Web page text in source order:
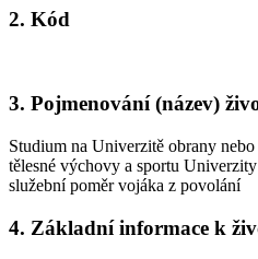
2. Kód
3. Pojmenování (název)
Studium na Univerzitě obrany
tělesné výchovy a sportu
služební poměr vojáka z povolání
4. Základní informace k